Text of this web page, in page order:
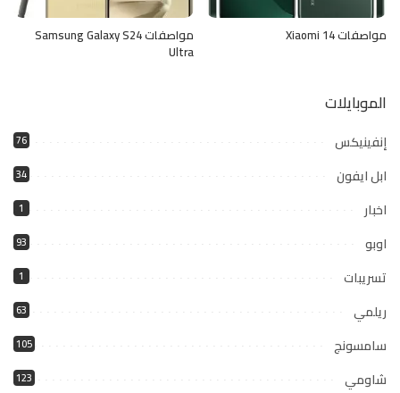
مواصفات Xiaomi 14 مواصفات Samsung Galaxy S24
Ultra
الموبايلات
إنفينيكس 76
ابل ايفون 34
اخبار 1
اوبو 93
تسريبات 1
ريلمي 63
سامسونج 105
شاومي 123